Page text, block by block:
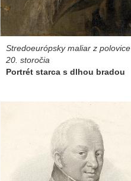
Stredoeurópsky maliar z polovice
20. storočia
Portrét starca s dlhou bradou